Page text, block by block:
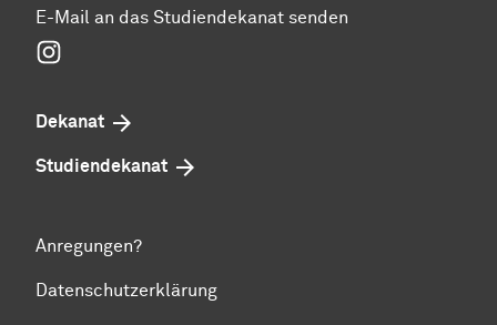
E-Mail an das Studiendekanat senden
Dekanat
Studiendekanat
Anregungen?
Datenschutzerklärung